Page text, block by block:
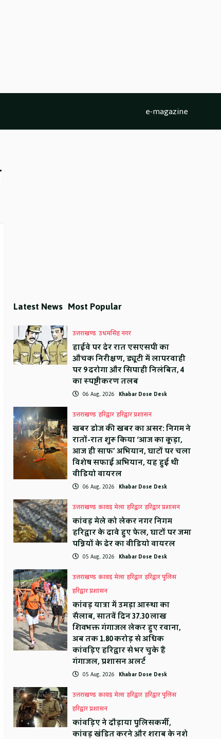
e-magazine
Latest News Most Popular
उत्तराखण्ड उधमसिंह नगर
हाईवे पर देर रात एसएसपी का
औचक निरीक्षण, ड्यूटी में लापरवाही
पर 9 दरोगा और सिपाही निलंबित, 4
का स्पष्टीकरण तलब
06 Aug, 2026 Khabar Dose Desk
उत्तराखण्ड हरिद्वार हरिद्वार प्रशासन
खबर डोज की खबर का असर: निगम ने
रातों-रात शुरू किया ‘आज का कूड़ा,
आज ही साफ’ अभियान, घाटों पर चला
विशेष सफाई अभियान, यह हुई थी
वीडियो वायरल
06 Aug, 2026 Khabar Dose Desk
उत्तराखण्ड कावड़ मेला हरिद्वार हरिद्वार प्रशासन
कांवड़ मेले को लेकर नगर निगम
हरिद्वार के दावे हुए फेल, घाटों पर जमा
पन्नियों के ढेर का वीडियो वायरल
05 Aug, 2026 Khabar Dose Desk
उत्तराखण्ड कावड़ मेला हरिद्वार हरिद्वार पुलिस
हरिद्वार प्रशासन
कांवड़ यात्रा में उमड़ा आस्था का
सैलाब, सातवें दिन 37.30 लाख
शिवभक्त गंगाजल लेकर हुए रवाना,
अब तक 1.80 करोड़ से अधिक
कांवड़िए हरिद्वार से भर चुके हैं
गंगाजल, प्रशासन अलर्ट
05 Aug, 2026 Khabar Dose Desk
उत्तराखण्ड कावड़ मेला हरिद्वार हरिद्वार पुलिस
हरिद्वार प्रशासन
कांवड़िए ने दौड़ाया पुलिसकर्मी,
कांवड़ खंडित करने और शराब के नशे